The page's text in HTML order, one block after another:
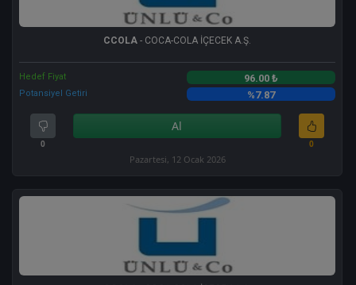
CCOLA - COCA-COLA İÇECEK A.Ş.
Hedef Fiyat 96.00 ₺
Potansiyel Getiri %7.87
0
Al
0
Pazartesi, 12 Ocak 2026